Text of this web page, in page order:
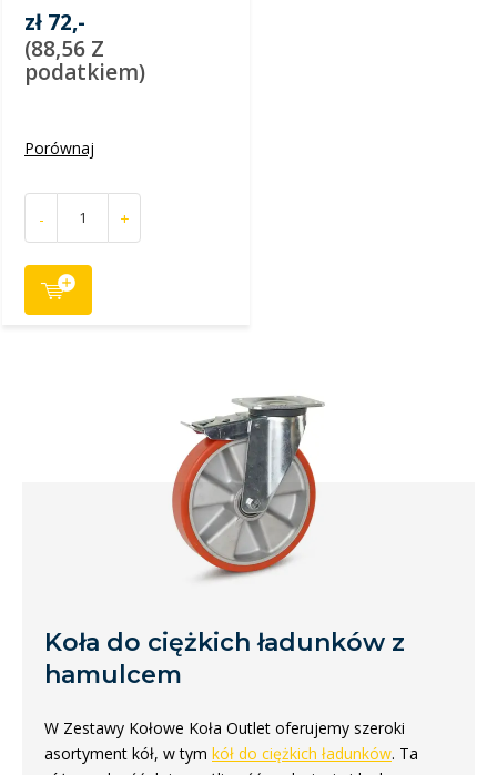
zł 72,-
(88,56 Z
podatkiem)
Porównaj
- +
Koła do ciężkich ładunków z
hamulcem
W Zestawy Kołowe Koła Outlet oferujemy szeroki
asortyment kół, w tym kół do ciężkich ładunków. Ta